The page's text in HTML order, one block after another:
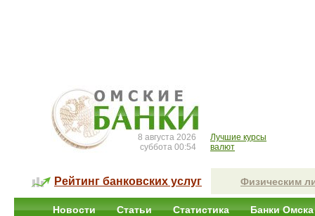
8 августа 2026
суббота 00:54
Лучшие курсы
валют
Рейтинг банковских услуг Физическим
Новости Статьи Статистика Банки Омска